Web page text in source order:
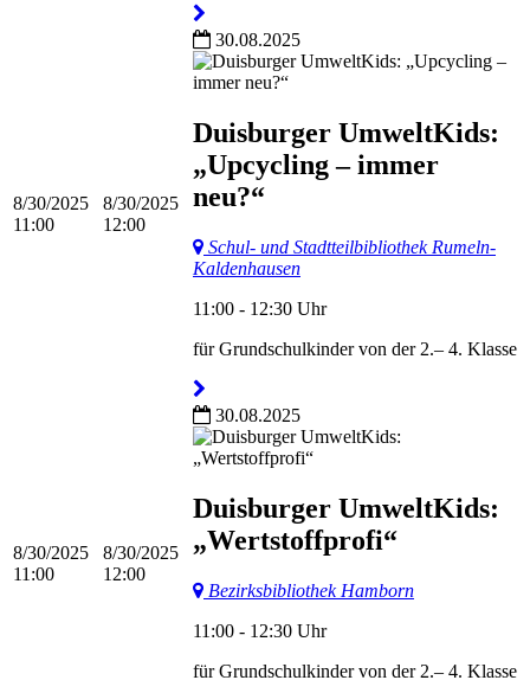
8/30/2025
11:00
8/30/2025
12:00
30.08.2025
Duisburger UmweltKids:
„Upcycling – immer
neu?“
Schul- und Stadtteilbibliothek Rumeln-
Kaldenhausen
11:00 - 12:30 Uhr
für Grundschulkinder von der 2.– 4. Klasse
8/30/2025
11:00
8/30/2025
12:00
30.08.2025
Duisburger UmweltKids:
„Wertstoffprofi“
Bezirksbibliothek Hamborn
11:00 - 12:30 Uhr
für Grundschulkinder von der 2.– 4. Klasse